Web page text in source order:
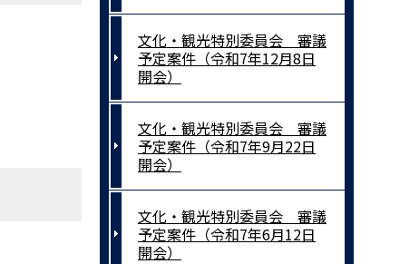
文化・観光特別委員会 審議
予定案件（令和7年12月8日
開会）
文化・観光特別委員会 審議
予定案件（令和7年9月22日
開会）
文化・観光特別委員会 審議
予定案件（令和7年6月12日
開会）